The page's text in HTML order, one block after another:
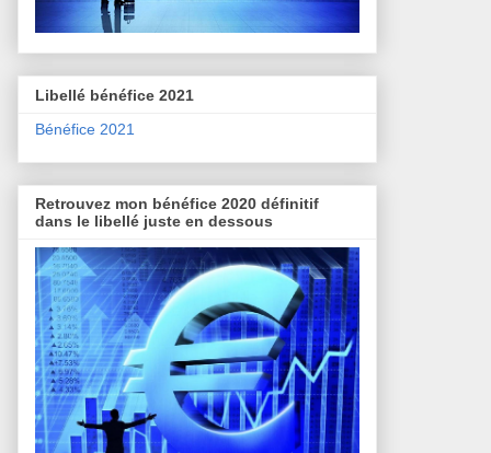
Libellé bénéfice 2021
Bénéfice 2021
Retrouvez mon bénéfice 2020 définitif
dans le libellé juste en dessous